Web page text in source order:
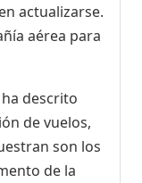
actualizarse.
aérea para
descrito
de vuelos,
son los
de la